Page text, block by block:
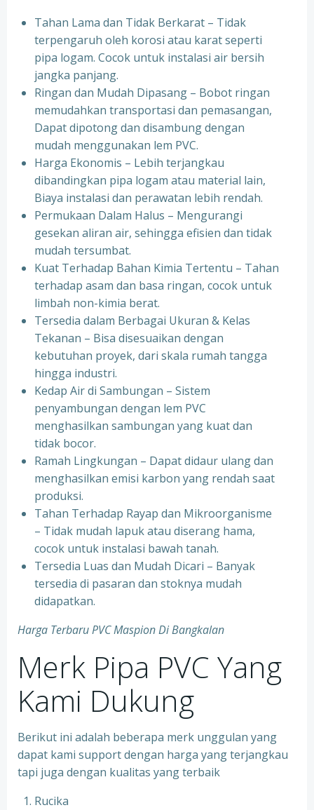
Tahan Lama dan Tidak Berkarat – Tidak
terpengaruh oleh korosi atau karat seperti
pipa logam. Cocok untuk instalasi air bersih
jangka panjang.
Ringan dan Mudah Dipasang – Bobot ringan
memudahkan transportasi dan pemasangan,
Dapat dipotong dan disambung dengan
mudah menggunakan lem PVC.
Harga Ekonomis – Lebih terjangkau
dibandingkan pipa logam atau material lain,
Biaya instalasi dan perawatan lebih rendah.
Permukaan Dalam Halus – Mengurangi
gesekan aliran air, sehingga efisien dan tidak
mudah tersumbat.
Kuat Terhadap Bahan Kimia Tertentu – Tahan
terhadap asam dan basa ringan, cocok untuk
limbah non-kimia berat.
Tersedia dalam Berbagai Ukuran & Kelas
Tekanan – Bisa disesuaikan dengan
kebutuhan proyek, dari skala rumah tangga
hingga industri.
Kedap Air di Sambungan – Sistem
penyambungan dengan lem PVC
menghasilkan sambungan yang kuat dan
tidak bocor.
Ramah Lingkungan – Dapat didaur ulang dan
menghasilkan emisi karbon yang rendah saat
produksi.
Tahan Terhadap Rayap dan Mikroorganisme
– Tidak mudah lapuk atau diserang hama,
cocok untuk instalasi bawah tanah.
Tersedia Luas dan Mudah Dicari – Banyak
tersedia di pasaran dan stoknya mudah
didapatkan.
Harga Terbaru PVC Maspion Di Bangkalan
Merk Pipa PVC Yang
Kami Dukung
Berikut ini adalah beberapa merk unggulan yang
dapat kami support dengan harga yang terjangkau
tapi juga dengan kualitas yang terbaik
Rucika